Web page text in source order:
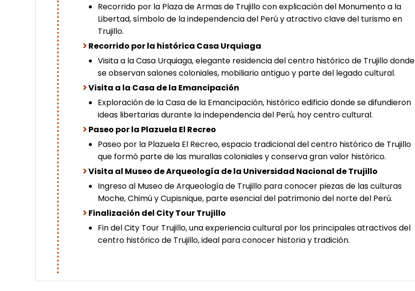
Recorrido por la Plaza de Armas de Trujillo con explicación del Monumento a la
Libertad, símbolo de la independencia del Perú y atractivo clave del turismo en
Trujillo.
Recorrido por la histórica Casa Urquiaga
Visita a la Casa Urquiaga, elegante residencia del centro histórico de Trujillo donde
se observan salones coloniales, mobiliario antiguo y parte del legado cultural.
Visita a la Casa de la Emancipación
Exploración de la Casa de la Emancipación, histórico edificio donde se difundieron
ideas libertarias durante la independencia del Perú, hoy centro cultural.
Paseo por la Plazuela El Recreo
Paseo por la Plazuela El Recreo, espacio tradicional del centro histórico de Trujillo
que formó parte de las murallas coloniales y conserva gran valor histórico.
Visita al Museo de Arqueología de la Universidad Nacional de Trujillo
Ingreso al Museo de Arqueología de Trujillo para conocer piezas de las culturas
Moche, Chimú y Cupisnique, parte esencial del patrimonio del norte del Perú.
Finalización del City Tour Trujillo
Fin del City Tour Trujillo, una experiencia cultural por los principales atractivos del
centro histórico de Trujillo, ideal para conocer historia y tradición.